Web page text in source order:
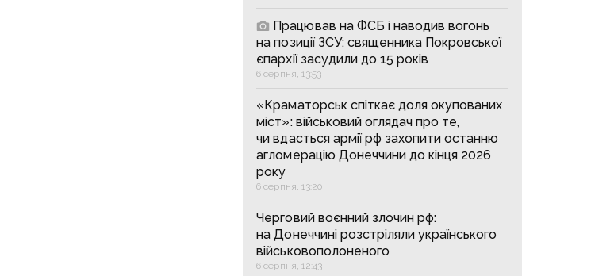
Працював на ФСБ і наводив вогонь
на позиції ЗСУ: священника Покровської
єпархії засудили до 15 років
6 серпня, 13:53
«Краматорськ спіткає доля окупованих
міст»: військовий оглядач про те,
чи вдасться армії рф захопити останню
агломерацію Донеччини до кінця 2026
року
6 серпня, 13:20
Черговий воєнний злочин рф:
на Донеччині розстріляли українського
військовополоненого
6 серпня, 12:43